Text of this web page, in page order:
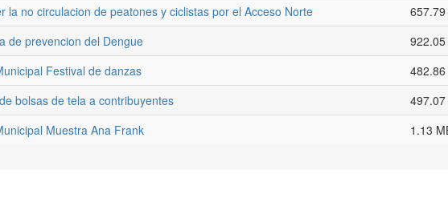
la no circulacion de peatones y ciclistas por el Acceso Norte
657.79
de prevencion del Dengue
922.05
Festival de danzas
482.86
bolsas de tela a contribuyentes
497.07
Muestra Ana Frank
1.13